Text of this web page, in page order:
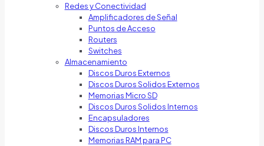
Redes y Conectividad
Amplificadores de Señal
Puntos de Acceso
Routers
Switches
Almacenamiento
Discos Duros Externos
Discos Duros Solidos Externos
Memorias Micro SD
Discos Duros Solidos Internos
Encapsuladores
Discos Duros Internos
Memorias RAM para PC